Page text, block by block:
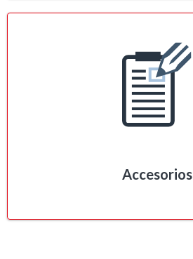
Accesorios